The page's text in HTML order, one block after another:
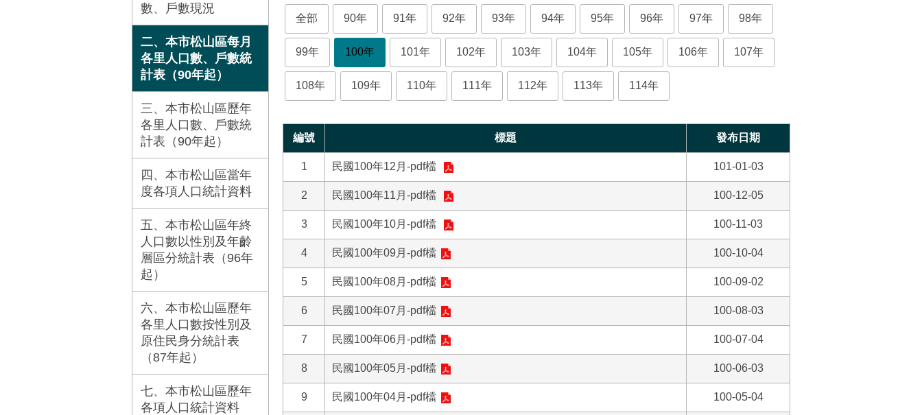
數、戶數現況
二、本市松山區每月
各里人口數、戶數統
計表（90年起）
三、本市松山區歷年
各里人口數、戶數統
計表（90年起）
四、本市松山區當年
度各項人口統計資料
五、本市松山區年終
人口數以性別及年齡
層區分統計表（96年
起）
六、本市松山區歷年
各里人口數按性別及
原住民身分統計表
（87年起）
七、本市松山區歷年
各項人口統計資料
全部 90年 91年 92年 93年 94年 95年 96年 97年 98年
99年 100年 101年 102年 103年 104年 105年 106年 107年
108年 109年 110年 111年 112年 113年 114年
編號 標題 發布日期
1 民國100年12月-pdf檔 101-01-03
2 民國100年11月-pdf檔 100-12-05
3 民國100年10月-pdf檔 100-11-03
4 民國100年09月-pdf檔 100-10-04
5 民國100年08月-pdf檔 100-09-02
6 民國100年07月-pdf檔 100-08-03
7 民國100年06月-pdf檔 100-07-04
8 民國100年05月-pdf檔 100-06-03
9 民國100年04月-pdf檔 100-05-04